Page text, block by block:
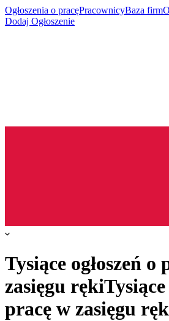
Ogłoszenia o pracęPracownicyBaza firm
Dodaj Ogłoszenie
Tysiące ogłoszeń o
zasięgu rękiTysiące
pracę w zasięgu